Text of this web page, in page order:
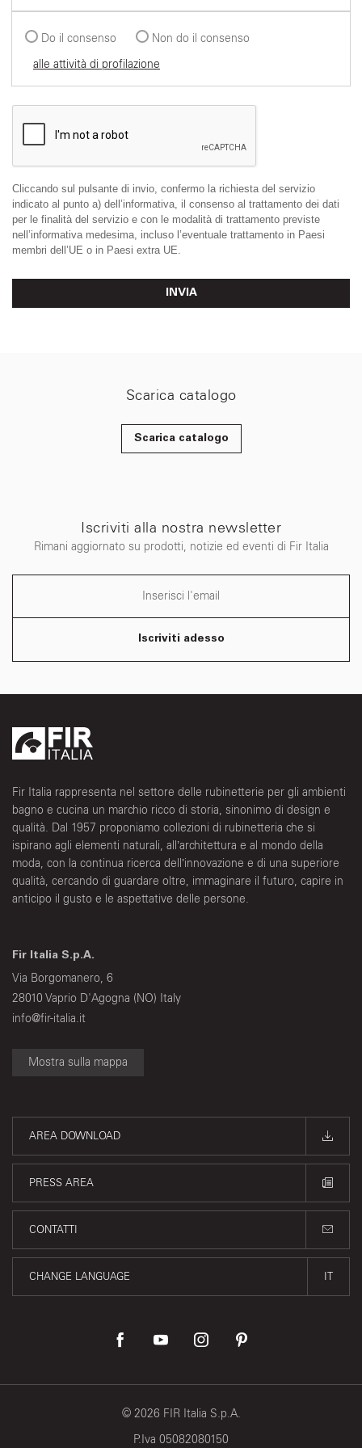
Do il consenso
Non do il consenso
alle attività di profilazione
Cliccando sul pulsante di invio, confermo la richiesta del servizio
indicato al punto a) dell’informativa, il consenso al trattamento dei dati
per le finalità del servizio e con le modalità di trattamento previste
nell’informativa medesima, incluso l’eventuale trattamento in Paesi
membri dell’UE o in Paesi extra UE.
INVIA
Scarica catalogo
Scarica catalogo
Iscriviti alla nostra newsletter
Rimani aggiornato su prodotti, notizie ed eventi di Fir Italia
Iscriviti adesso
Fir Italia rappresenta nel settore delle rubinetterie per gli ambienti
bagno e cucina un marchio ricco di storia, sinonimo di design e
qualità. Dal 1957 proponiamo collezioni di rubinetteria che si
ispirano agli elementi naturali, all’architettura e al mondo della
moda, con la continua ricerca dell’innovazione e di una superiore
qualità, cercando di guardare oltre, immaginare il futuro, capire in
anticipo il gusto e le aspettative delle persone.
Fir Italia S.p.A.
Via Borgomanero, 6
28010 Vaprio D'Agogna (NO) Italy
info@fir-italia.it
Mostra sulla mappa
AREA DOWNLOAD
PRESS AREA
CONTATTI
CHANGE LANGUAGE IT
© 2026 FIR Italia S.p.A.
P.Iva 05082080150